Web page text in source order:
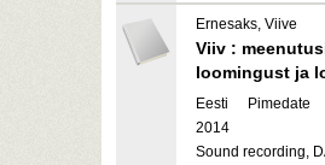
Ernesaks, Viive
Viiv :
loomingust ja
Eesti Pimedate
2014
Sound recording,